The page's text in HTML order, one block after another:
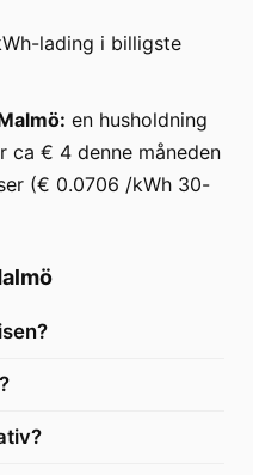
lading i billigste
en husholdning
ca € 4 denne måneden
(€ 0.0706 /kWh 30-